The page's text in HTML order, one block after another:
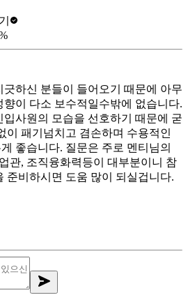
긋하신 분들이 들어오기 때문에 아무
향이 다소 보수적일수밖에 없습니다.
입사원의 모습을 선호하기 때문에 굳
이 패기넘치고 겸손하며 수용적인
좋습니다. 질문은 주로 멘티님의
관, 조직융화력등이 대부분이니 참
준비하시면 도움 많이 되실겁니다.